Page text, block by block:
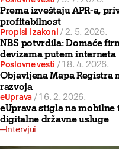
Prema izveštaju APR-a,
profitabilnost
Propisi i zakoni /2. 5. 2026.
NBS potvrdila: Domaće
devizama putem interneta
Poslovne vesti /18. 4. 2026.
Objavljena Mapa Registra
razvoja
eUprava /16. 2. 2026.
eUprava stigla na
digitalne državne usluge
Intervjui